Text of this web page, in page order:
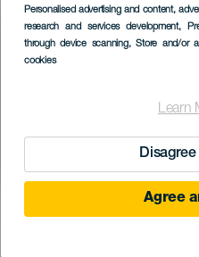
Personalised advertising and content,
research and services development,
through device scanning, Store and/or
cookies
Learn
Agree
Imagen
Listado